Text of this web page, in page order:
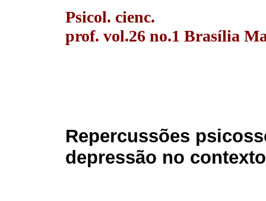
Psicol. cienc.
prof. vol.26 no.1 Brasília
Repercussões
depressão no